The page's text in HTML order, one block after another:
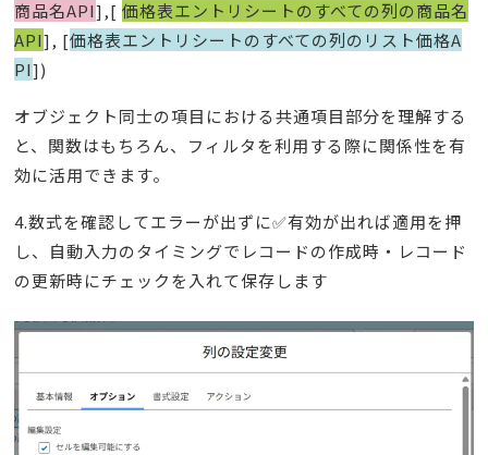
商品名API],[価格表エントリシートのすべての列の商品名
API], [価格表エントリシートのすべての列のリスト価格A
PI])
オブジェクト同士の項目における共通項目部分を理解する
と、関数はもちろん、フィルタを利用する際に関係性を有
効に活用できます。
4.数式を確認してエラーが出ずに✅有効が出れば適用を押
し、自動入力のタイミングでレコードの作成時・レコード
の更新時にチェックを入れて保存します